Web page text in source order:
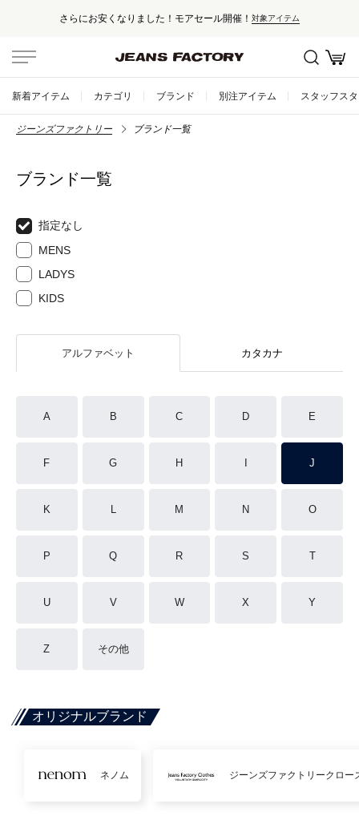
さらにお安くなりました！モアセール開催！ 対象アイテム
新着アイテム カテゴリ ブランド 別注アイテム スタッフス
ジーンズファクトリー ブランド一覧
ブランド一覧
指定なし
MENS
LADYS
KIDS
アルファベット カタカナ
A B C D E
F G H J
K L M N O
P Q R S T
U V W X Y
Z その他
オリジナルブランド
ネノム ジーンズファクトリークロー